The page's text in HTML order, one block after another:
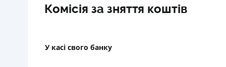
Комісія за зняття коштів
У касі свого банку